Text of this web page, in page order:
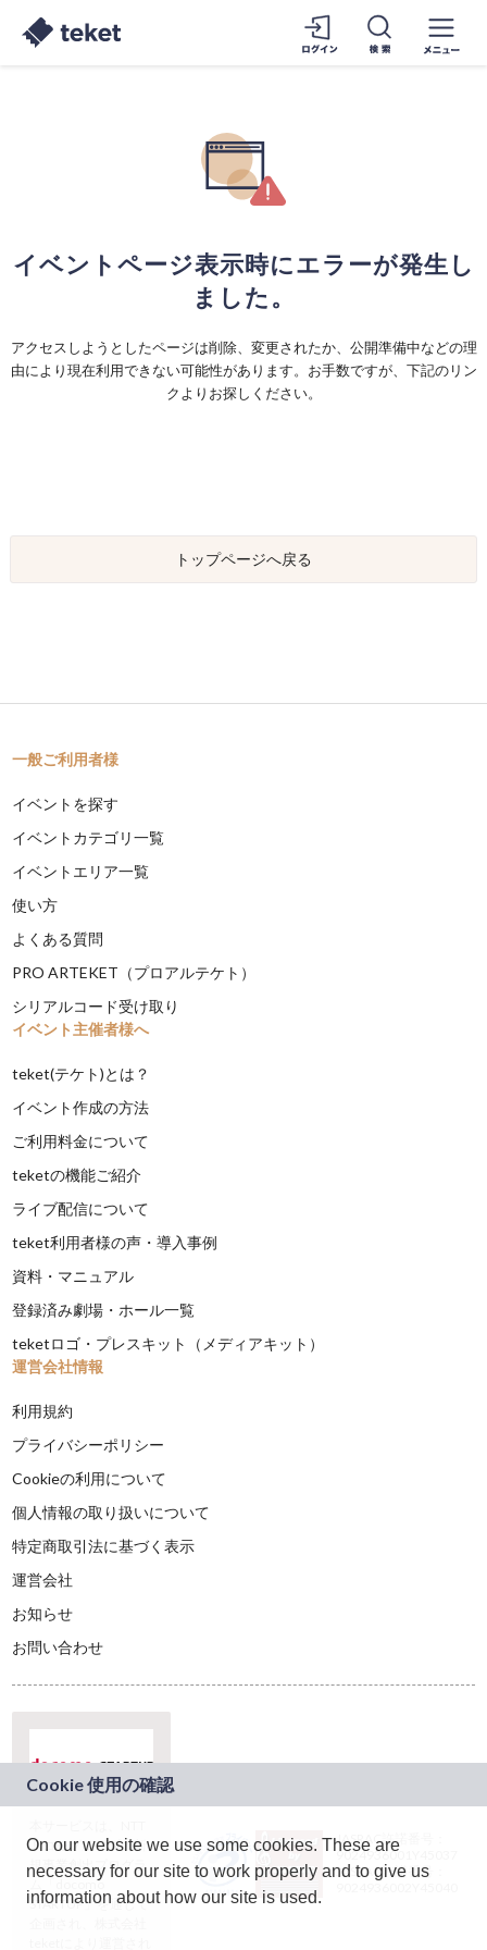
イベントページ表示時にエラーが発生し
ました。
アクセスしようとしたページは削除、変更されたか、公開準備中などの理
由により現在利用できない可能性があります。お手数ですが、下記のリン
クよりお探しください。
トップページへ戻る
一般ご利用者様
イベントを探す
イベントカテゴリ一覧
イベントエリア一覧
使い方
よくある質問
PRO ARTEKET（プロアルテケト）
シリアルコード受け取り
イベント主催者様へ
teket(テケト)とは？
イベント作成の方法
ご利用料金について
teketの機能ご紹介
ライブ配信について
teket利用者様の声・導入事例
資料・マニュアル
登録済み劇場・ホール一覧
teketロゴ・プレスキット（メディアキット）
運営会社情報
利用規約
プライバシーポリシー
Cookieの利用について
個人情報の取り扱いについて
特定商取引法に基づく表示
運営会社
お知らせ
お問い合わせ
ドコモグループの新
規事業創出プログラ
ム「docomo
STARTUP」を通じて
JASRAC許諾番号：
9024936001Y45037
JASRAC許諾番号：
On our website we use some cookies. These are
necessary for our site to work properly and to give us
information about how our site is used.